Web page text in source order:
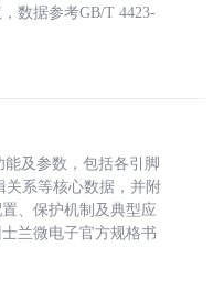
数据参考GB/T 4423-
能及参数，包括各引脚
关系等核心数据，并附
、保护机制及典型应
兰微电子官方规格书